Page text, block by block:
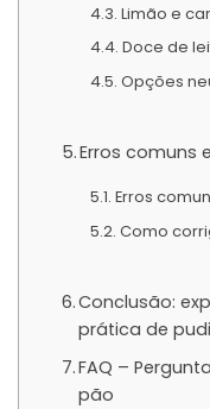
Limão e
Doce de
Opções
Erros comuns
Erros
Como
Conclusão:
prática de
FAQ –
pão